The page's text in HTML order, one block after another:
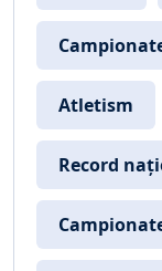
Atletism
Record